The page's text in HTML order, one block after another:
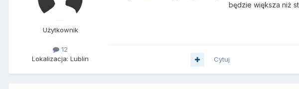
Użytkownik
12
Lokalizacja: Lublin
będzie większa niż
Cytuj